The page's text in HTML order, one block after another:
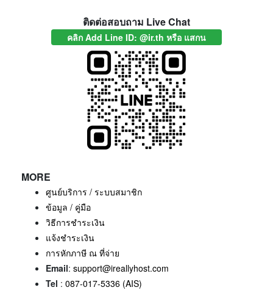
ติดต่อสอบถาม Live Chat
คลิก Add Line ID: @ir.th หรือ แสกน
MORE
ศูนย์บริการ / ระบบสมาชิก
ข้อมูล / คู่มือ
วิธีการชำระเงิน
แจ้งชำระเงิน
การหักภาษี ณ ที่จ่าย
Email: support@ireallyhost.com
Tel : 087-017-5336 (AIS)